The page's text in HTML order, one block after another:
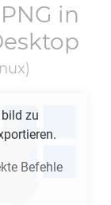
PNG in
bild zu
Befehle